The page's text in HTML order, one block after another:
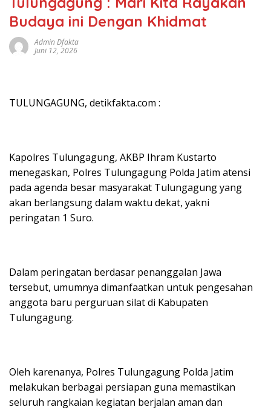
Budaya ini Dengan Khidmat
Admin Dfakta
Juni 12, 2026
TULUNGAGUNG, detikfakta.com :
Kapolres Tulungagung, AKBP Ihram Kustarto
menegaskan, Polres Tulungagung Polda Jatim atensi
pada agenda besar masyarakat Tulungagung yang
akan berlangsung dalam waktu dekat, yakni
peringatan 1 Suro.
Dalam peringatan berdasar penanggalan Jawa
tersebut, umumnya dimanfaatkan untuk pengesahan
anggota baru perguruan silat di Kabupaten
Tulungagung.
Oleh karenanya, Polres Tulungagung Polda Jatim
melakukan berbagai persiapan guna memastikan
seluruh rangkaian kegiatan berjalan aman dan